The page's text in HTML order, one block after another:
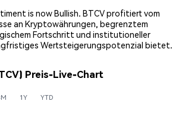
is now Bullish. BTCV profitiert vom
an Kryptowährungen, begrenztem
Fortschritt und institutioneller
Wertsteigerungspotenzial bietet.
Preis-Live-Chart
1Y YTD